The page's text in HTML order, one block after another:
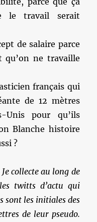
le travail serait
de salaire parce
qu’on ne travaille
français qui
de 12 mètres
Unis pour qu’ils
Blanche histoire
?
Je collecte au long de
twitts d’actu qui
sont les initiales des
de leur pseudo.